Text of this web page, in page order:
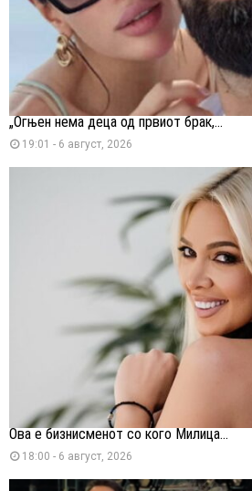
„Огњен нема деца од првиот брак,...
19:01 - 6 август, 2026
Ова е бизнисменот со кого Милица...
18:00 - 6 август, 2026